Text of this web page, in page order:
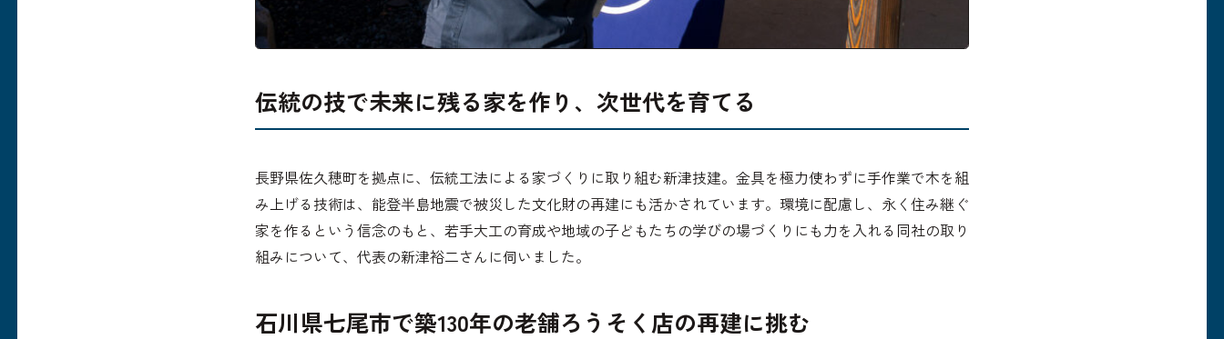
伝統の技で未来に残る家を作り、次世代を育てる
長野県佐久穂町を拠点に、伝統工法による家づくりに取り組む新津技建。金具を極力使わずに手作業で木を組
み上げる技術は、能登半島地震で被災した文化財の再建にも活かされています。環境に配慮し、永く住み継ぐ
家を作るという信念のもと、若手大工の育成や地域の子どもたちの学びの場づくりにも力を入れる同社の取り
組みについて、代表の新津裕二さんに伺いました。
石川県七尾市で築130年の老舗ろうそく店の再建に挑む